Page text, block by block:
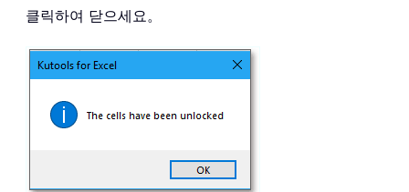
클릭하여 닫으세요。